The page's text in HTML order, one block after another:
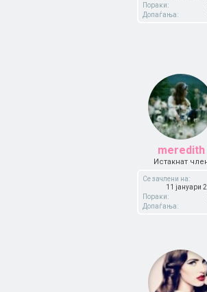
Пораки:
Допаѓања:
meredith
Истакнат
Се зачлени на:
11 јануари
Пораки:
Допаѓања: